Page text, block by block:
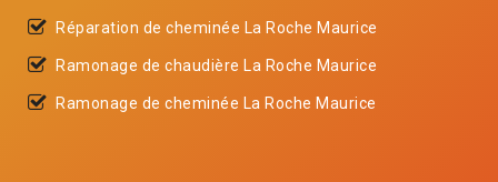
Réparation de cheminée La Roche Maurice
Ramonage de chaudière La Roche Maurice
Ramonage de cheminée La Roche Maurice